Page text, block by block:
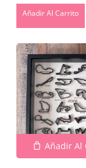
No
Añadir Al Carrito
Añadir Al